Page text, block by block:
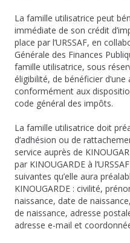
La famille utilisatrice peut
immédiate de son crédit
place par l’URSSAF, en
Générale des Finances
famille utilisatrice, sous
éligibilité, de bénéficier
conformément aux
code général des impôts.
La famille utilisatrice doit
d’adhésion ou de
service auprès de
par KINOUGARDE à
suivantes qu’elle aura
KINOUGARDE : civilité,
naissance, date de
de naissance, adresse
adresse e-mail et